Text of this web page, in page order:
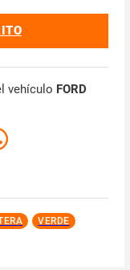
vehículo FORD
VERDE